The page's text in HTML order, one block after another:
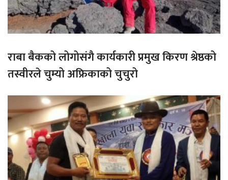
राबा बैकको लोगोसंगै कार्यकारी प्रमुख किरण श्रेष्ठको
तस्वीरले चुम्यो अफ्रिकाको चुचुरो